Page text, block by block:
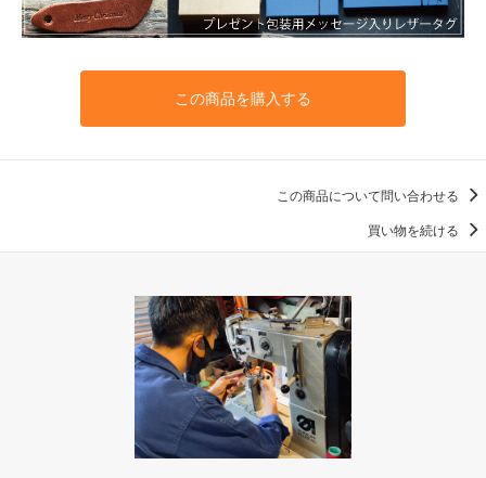
この商品を購入する
この商品について問い合わせる
買い物を続ける